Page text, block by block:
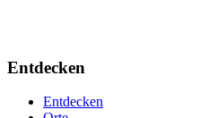
Entdecken
Entdecken